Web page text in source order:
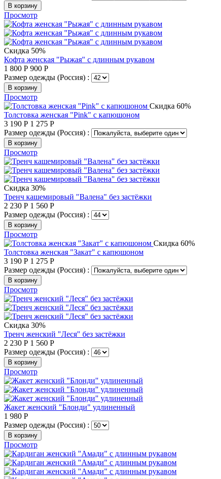
В корзину
Просмотр
Скидка 50%
Кофта женская "Рыжая" с длинным рукавом
1 800 Р 900 Р
Размер одежды (Россия) :
В корзину
Просмотр
Скидка 60%
Толстовка женская "Pink" с капюшоном
3 190 Р 1 275 Р
Размер одежды (Россия) :
В корзину
Просмотр
Скидка 30%
Тренч кашемировый "Валена" без застёжки
2 230 Р 1 560 Р
Размер одежды (Россия) :
В корзину
Просмотр
Скидка 60%
Толстовка женская "Закат" с капюшоном
3 190 Р 1 275 Р
Размер одежды (Россия) :
В корзину
Просмотр
Скидка 30%
Тренч женский "Леся" без застёжки
2 230 Р 1 560 Р
Размер одежды (Россия) :
В корзину
Просмотр
Жакет женский "Блонди" удлиненный
1 980 Р
Размер одежды (Россия) :
В корзину
Просмотр